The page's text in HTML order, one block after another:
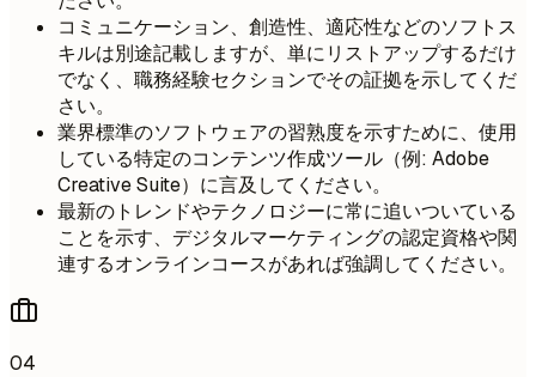
コミュニケーション、創造性、適応性などのソフトス
キルは別途記載しますが、単にリストアップするだけ
でなく、職務経験セクションでその証拠を示してくだ
さい。
業界標準のソフトウェアの習熟度を示すために、使用
している特定のコンテンツ作成ツール（例: Adobe
Creative Suite）に言及してください。
最新のトレンドやテクノロジーに常に追いついている
ことを示す、デジタルマーケティングの認定資格や関
連するオンラインコースがあれば強調してください。
04